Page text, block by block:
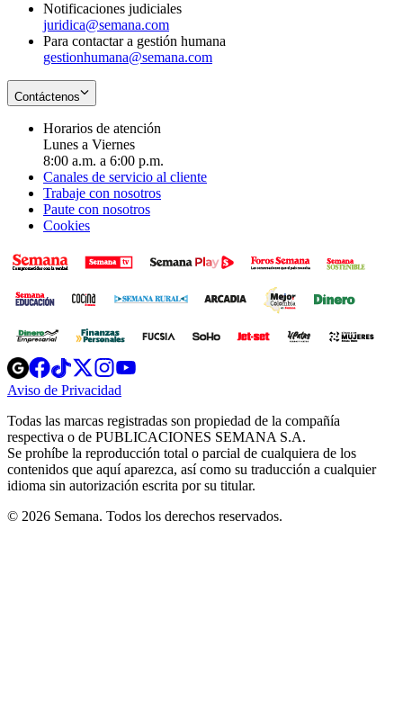
Notificaciones judiciales
juridica@semana.com
Para contactar a gestión humana
gestionhumana@semana.com
Contáctenos
Horarios de atención
Lunes a Viernes
8:00 a.m. a 6:00 p.m.
Canales de servicio al cliente
Trabaje con nosotros
Paute con nosotros
Cookies
Opens
in
new
Opens
in
new
Opens
in
new
window
Opens
new
windowwindow
Aviso de Privacidad
new
window
Todas las marcas registradas son propiedad de la compañía
respectiva o de PUBLICACIONES SEMANA S.A.
Se prohíbe la reproducción total o parcial de cualquiera de los
contenidos que aquí aparezca, así como su traducción a cualquier
idioma sin autorización escrita por su titular.
© 2026 Semana. Todos los derechos reservados.